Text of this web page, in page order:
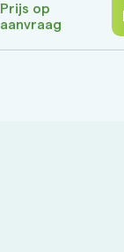
Prijs op
aanvraag